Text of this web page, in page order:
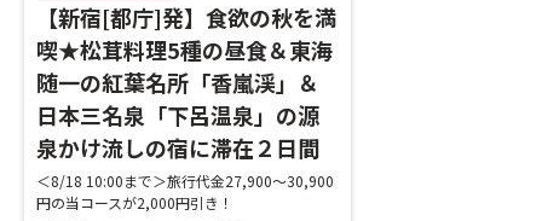
【新宿[都庁]発】食欲の秋を満
喫★松茸料理5種の昼食＆東海
随一の紅葉名所「香嵐渓」＆
日本三名泉「下呂温泉」の源
泉かけ流しの宿に滞在２日間
＜8/18 10:00まで＞旅行代金27,900～30,900
円の当コースが2,000円引き！